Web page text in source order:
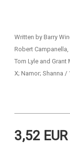
Written by Barry
Robert
Tom Lyle and
X; Namor; Shanna /
3,52 EUR